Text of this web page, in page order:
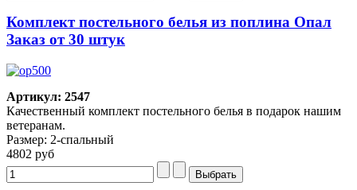
Комплект постельного белья из поплина Опал
Заказ от 30 штук
Артикул: 2547
Качественный комплект постельного белья в подарок нашим
ветеранам.
Размер: 2-спальный
4802 руб